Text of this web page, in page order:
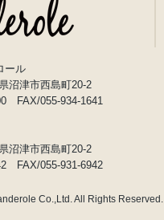
ール
沼津市西島町20-2
FAX/055-934-1641
沼津市西島町20-2
FAX/055-931-6942
Co.,Ltd.All Rights Reserved.